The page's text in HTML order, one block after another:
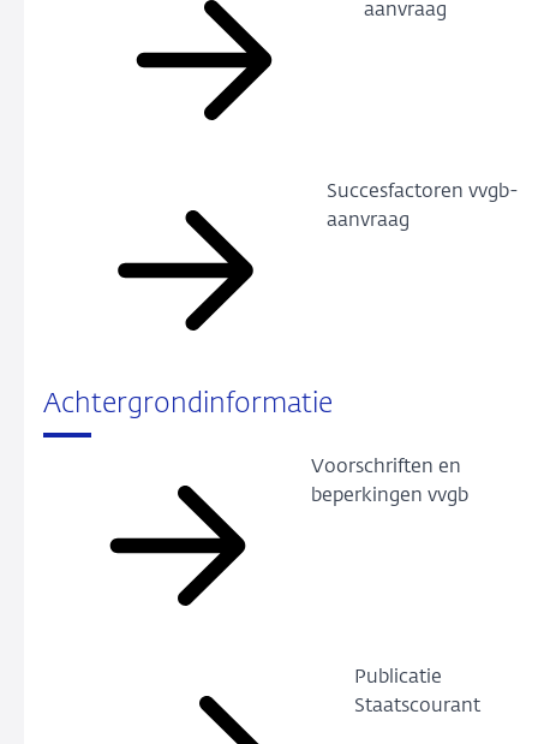
aanvraag
Succesfactoren vvgb-
aanvraag
Achtergrondinformatie
Voorschriften en
beperkingen vvgb
Publicatie
Staatscourant